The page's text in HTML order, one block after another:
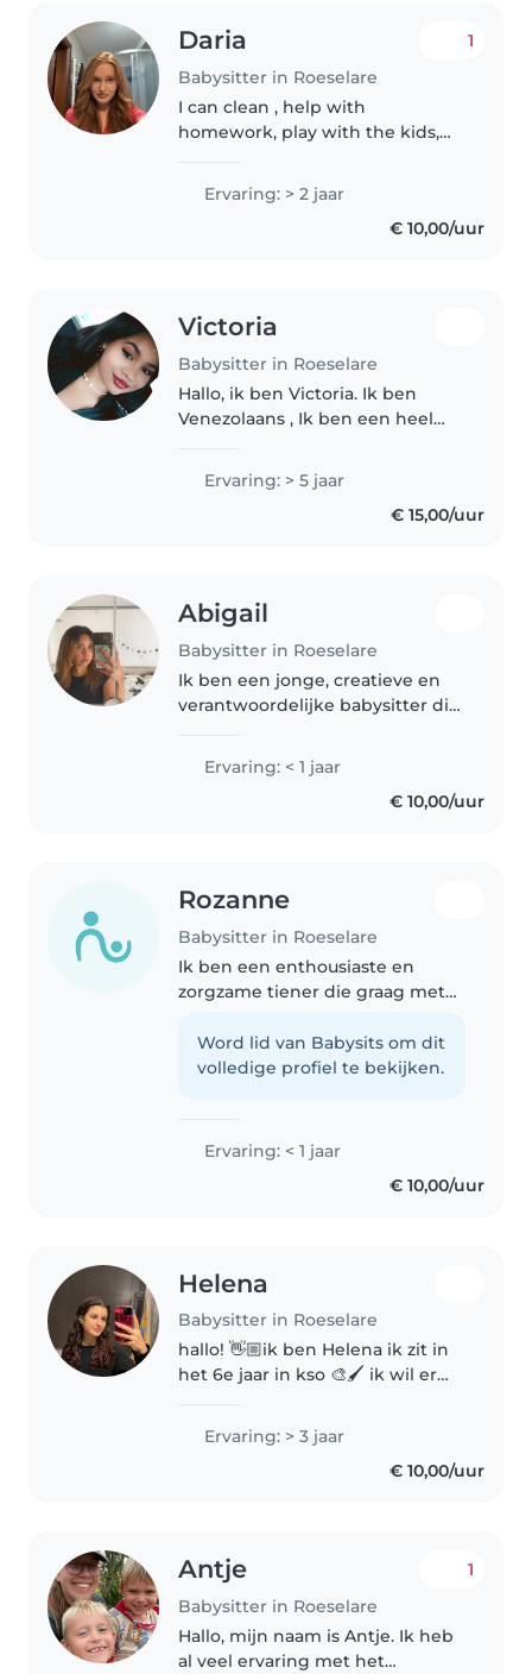
Daria
Babysitter in Roeselare
1
I can clean , help with
homework, play with the kids,
another language and I can
teach them good manners and
what’s right and wrong if
Ervaring: > 2 jaar
€ 10,00/uur
Victoria
Babysitter in Roeselare
Hallo, ik ben Victoria. Ik ben
Venezolaans , Ik ben een heel
creatief meisje, ik hou van
kinderen , Ik doe echt altijd mijn
Ervaring: > 5 jaar
€ 15,00/uur
Abigail
Babysitter in Roeselare
Ik ben een jonge, creatieve en
verantwoordelijke babysitter die
Hoewel ik geen ervaring heb,
ben ik erg enthousiast en ben ik
erg handig met knutselen,
Ervaring: < 1 jaar
€ 10,00/uur
Rozanne
Babysitter in Roeselare
Ik ben een enthousiaste en
zorgzame tiener die graag met
richting Humane
Wetenschappen en leer daar
Word lid van Babysits om dit
volledige profiel te bekijken.
Ervaring: < 1 jaar
€ 10,00/uur
Helena
Babysitter in Roeselare
hallo! 👋🏼ik ben Helena ik zit in
het 6e jaar in kso 🎨🖌️ ik wil er
luisterend oor zijn is of om een
(creatieve) activiteit samen te
Ervaring: > 3 jaar
€ 10,00/uur
Antje
Babysitter in Roeselare
1
Hallo, mijn naam is Antje. Ik heb
al veel ervaring met het